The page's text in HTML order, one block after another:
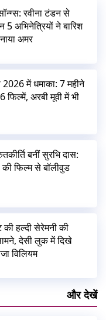
रवीना टंडन से
5 अभिनेत्रियों ने बारिश
अमर
में धमाका: 7 महीने
फिल्में, अरबी मूवी में भी
बनीं सुरभि दास:
फिल्म से बॉलीवुड
हल्दी सेरेमनी की
देसी लुक में दिखे
विलियम
और देखें